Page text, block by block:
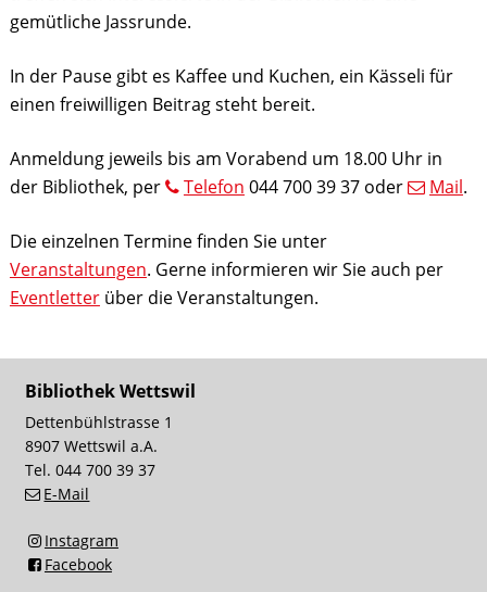
gemütliche Jassrunde.
In der Pause gibt es Kaffee und Kuchen, ein Kässeli für
einen freiwilligen Beitrag steht bereit.
Anmeldung jeweils bis am Vorabend um 18.00 Uhr in
der Bibliothek, per
Telefon 044 700 39 37 oder Mail.
Die einzelnen Termine finden Sie unter
Veranstaltungen. Gerne informieren wir Sie auch per
Eventletterüber die Veranstaltungen.
Footer
Bibliothek Wettswil
Dettenbühlstrasse 1
8907 Wettswil a.A.
Tel. 044 700 39 37
E-Mail
Instagram
Facebook